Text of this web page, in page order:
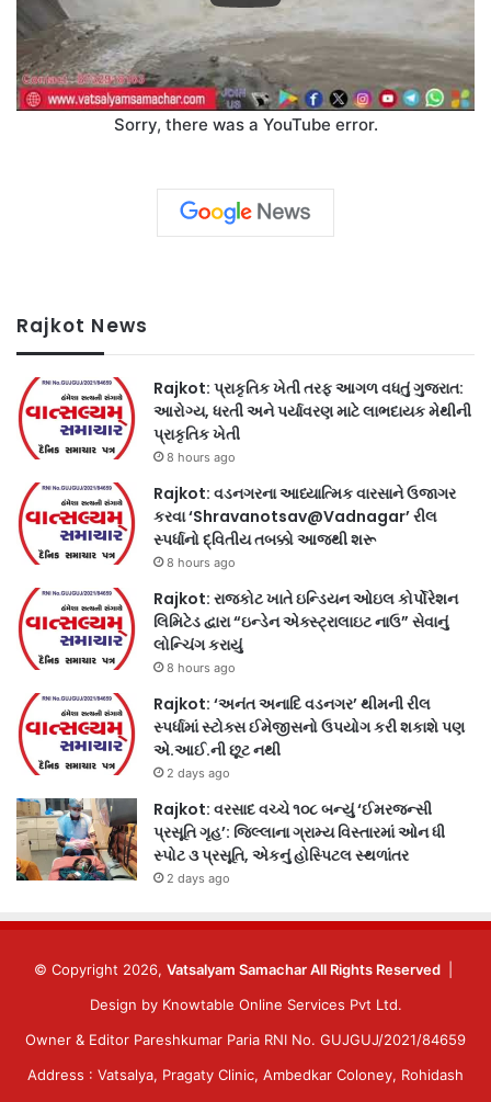
Sorry, there was a YouTube error.
Rajkot News
Rajkot: પ્રાકૃતિક ખેતી તરફ આગળ વધતું ગુજરાત:
આરોગ્ય, ધરતી અને પર્યાવરણ માટે લાભદાયક મેથીની
પ્રાકૃતિક ખેતી
8 hours ago
Rajkot: વડનગરના આધ્યાત્મિક વારસાને ઉજાગર
કરવા ‘Shravanotsav@Vadnagar’ રીલ
સ્પર્ધાનો દ્વિતીય તબક્કો આજથી શરૂ
8 hours ago
Rajkot: રાજકોટ ખાતે ઇન્ડિયન ઓઇલ કોર્પોરેશન
લિમિટેડ દ્વારા “ઇન્ડેન એક્સ્ટ્રાલાઇટ નાઉ” સેવાનું
લોન્ચિંગ કરાયું
8 hours ago
Rajkot: ‘અનંત અનાદિ વડનગર’ થીમની રીલ
સ્પર્ધામાં સ્ટોક્સ ઈમેજીસનો ઉપયોગ કરી શકાશે પણ
એ.આઈ.ની છૂટ નથી
2 days ago
Rajkot: વરસાદ વચ્ચે ૧૦૮ બન્યું ‘ઈમરજન્સી
પ્રસૂતિ ગૃહ’: જિલ્લાના ગ્રામ્ય વિસ્તારમાં ઓન ધી
સ્પોટ ૩ પ્રસૂતિ, એકનું હોસ્પિટલ સ્થળાંતર
2 days ago
© Copyright 2026, Vatsalyam Samachar All Rights Reserved
Design by Knowtable Online Services Pvt Ltd.
Owner & Editor Pareshkumar Paria RNI No. GUJGUJ/2021/84659
Address : Vatsalya, Pragaty Clinic, Ambedkar Coloney, Rohidash